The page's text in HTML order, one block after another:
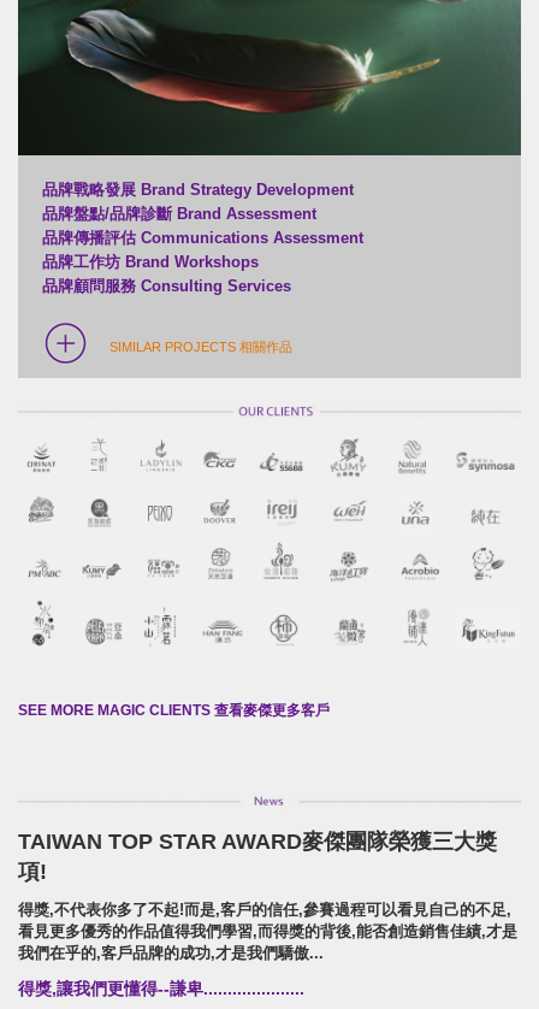
品牌戰略發展 Brand Strategy Development
品牌盤點/品牌診斷 Brand Assessment
品牌傳播評估 Communications Assessment
品牌工作坊 Brand Workshops
品牌顧問服務 Consulting Services
SIMILAR PROJECTS 相關作品
SEE MORE MAGIC CLIENTS 查看麥傑更多客戶
TAIWAN TOP STAR AWARD麥傑團隊榮獲三大獎
項!
得獎,不代表你多了不起!而是,客戶的信任,參賽過程可以看見自己的不足,
看見更多優秀的作品值得我們學習,而得獎的背後,能否創造銷售佳績,才是
我們在乎的,客戶品牌的成功,才是我們驕傲...
得獎,讓我們更懂得--謙卑.....................